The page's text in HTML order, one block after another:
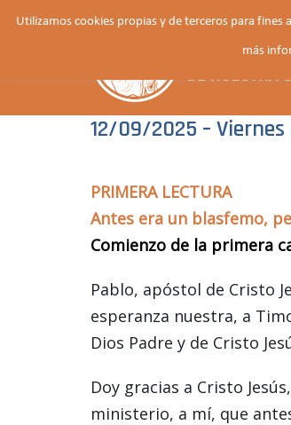
Saltar
12/09/2025 –
PRIMERA LECTURA
Antes era un blasfemo,
Comienzo de la primera
Pablo, apóstol de Cristo
esperanza nuestra, a
Dios Padre y de Cristo
Doy gracias a Cristo
ministerio, a mí, que
Utilizamos cookies propias y de terceros para
más